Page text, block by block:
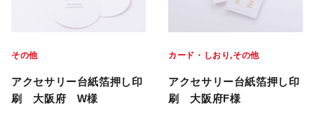
その他
アクセサリー台紙箔押し印
刷 大阪府 W様
カード・しおり その他
アクセサリー台紙箔押し印
刷 大阪府F様